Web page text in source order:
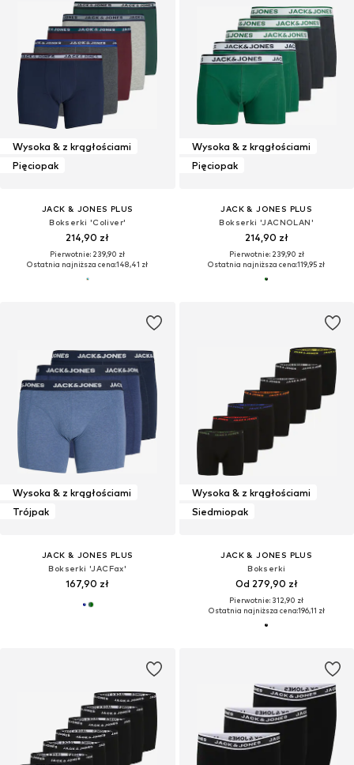
Wysoka & z krągłościami
Pięciopak
JACK & JONES PLUS
Bokserki 'Coliver'
214,90 zł
Pierwotnie: 239,90 zł
Ostatnia najniższa cena:148,41 zł
Wysoka & z krągłościami
Pięciopak
JACK & JONES PLUS
Bokserki 'JACNOLAN'
214,90 zł
Pierwotnie: 239,90 zł
Ostatnia najniższa cena:119,95 zł
Wysoka & z krągłościami
Trójpak
JACK & JONES PLUS
Bokserki 'JACFax'
167,90 zł
Wysoka & z krągłościami
Siedmiopak
JACK & JONES PLUS
Bokserki
Od 279,90 zł
Pierwotnie: 312,90 zł
Ostatnia najniższa cena:196,11 zł